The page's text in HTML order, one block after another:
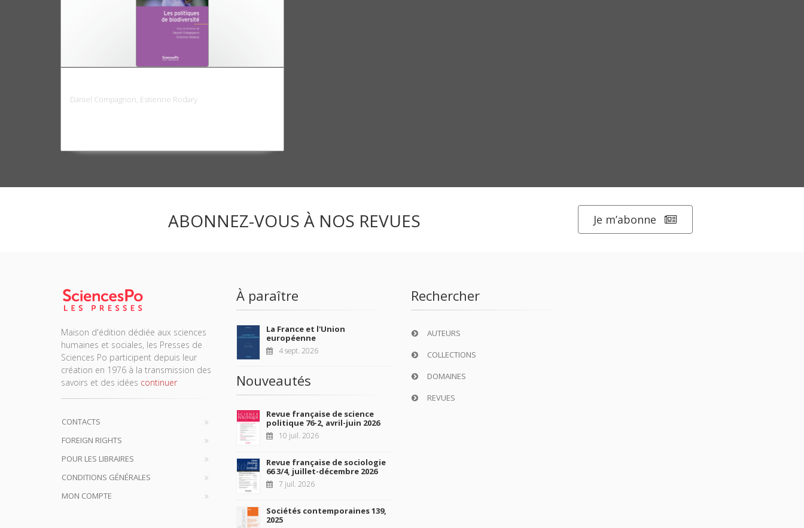
Daniel Compagnon, Estienne Rodary
ABONNEZ-VOUS À NOS REVUES Je m’abonne
Maison d'édition dédiée aux sciences
humaines et sociales, les Presses de
Sciences Po participent depuis leur
création en 1976 à la transmission des
savoirs et des idées continuer
CONTACTS
FOREIGN RIGHTS
POUR LES LIBRAIRES
CONDITIONS GÉNÉRALES
MON COMPTE
À paraître
La France et l'Union
européenne
4 sept. 2026
Nouveautés
Revue française de science
politique 76-2, avril-juin 2026
10 juil. 2026
Revue française de sociologie
66 3/4, juillet-décembre 2026
7 juil. 2026
Sociétés contemporaines 139,
2025
Rechercher
AUTEURS
COLLECTIONS
DOMAINES
REVUES